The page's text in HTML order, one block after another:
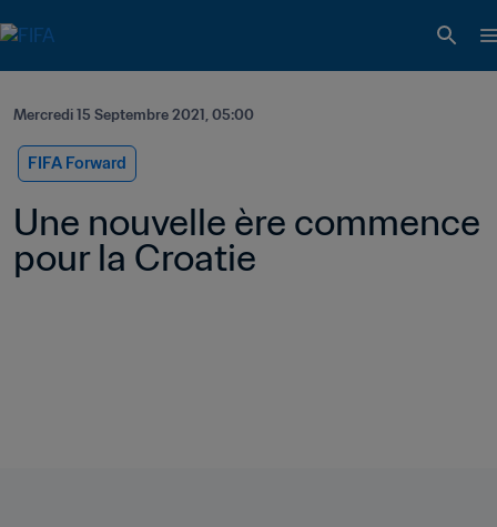
Mercredi 15 Septembre 2021, 05:00
FIFA Forward
Une nouvelle ère commence
pour la Croatie